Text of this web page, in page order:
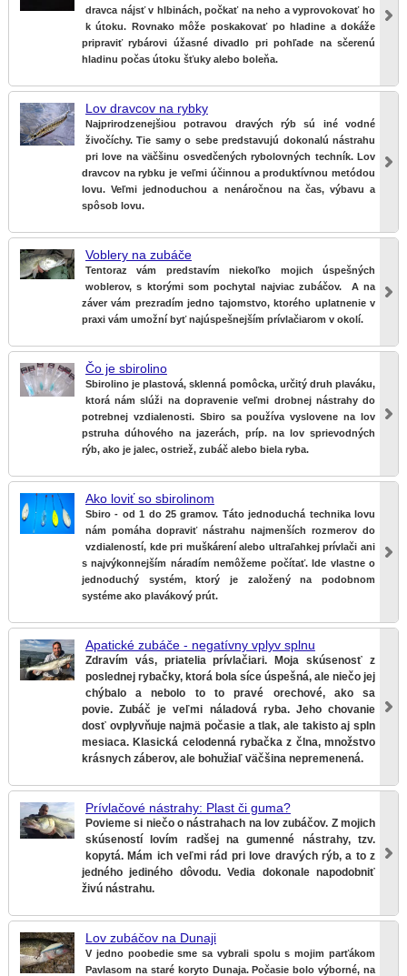
dravca nájsť v hlbinách, počkať na neho a vyprovokovať ho
k útoku. Rovnako môže poskakovať po hladine a dokáže
pripraviť rybárovi úžasné divadlo pri pohľade na sčerenú
hladinu počas útoku šťuky alebo boleňa.
Lov dravcov na rybky
Najprirodzenejšiou potravou dravých rýb sú iné vodné
živočíchy. Tie samy o sebe predstavujú dokonalú nástrahu
pri love na väčšinu osvedčených rybolovných techník. Lov
dravcov na rybku je veľmi účinnou a produktívnou metódou
lovu. Veľmi jednoduchou a nenáročnou na čas, výbavu a
spôsob lovu.
Voblery na zubáče
Tentoraz vám predstavím niekoľko mojich úspešných
woblerov, s ktorými som pochytal najviac zubáčov. A na
záver vám prezradím jedno tajomstvo, ktorého uplatnenie v
praxi vám umožní byť najúspešnejším prívlačiarom v okolí.
Čo je sbirolino
Sbirolino je plastová, sklenná pomôcka, určitý druh plaváku,
ktorá nám slúži na dopravenie veľmi drobnej nástrahy do
potrebnej vzdialenosti. Sbiro sa používa vyslovene na lov
pstruha dúhového na jazerách, príp. na lov sprievodných
rýb, ako je jalec, ostriež, zubáč alebo biela ryba.
Ako loviť so sbirolinom
Sbiro - od 1 do 25 gramov. Táto jednoduchá technika lovu
nám pomáha dopraviť nástrahu najmenších rozmerov do
vzdialeností, kde pri muškárení alebo ultraľahkej prívlači ani
s najvýkonnejším náradím nemôžeme počítať. Ide vlastne o
jednoduchý systém, ktorý je založený na podobnom
systéme ako plavákový prút.
Apatické zubáče - negatívny vplyv splnu
Zdravím vás, priatelia prívlačiari. Moja skúsenosť z
poslednej rybačky, ktorá bola síce úspešná, ale niečo jej
chýbalo a nebolo to to pravé orechové, ako sa
povie. Zubáč je veľmi náladová ryba. Jeho chovanie
dosť ovplyvňuje najmä počasie a tlak, ale takisto aj spln
mesiaca. Klasická celodenná rybačka z člna, množstvo
krásnych záberov, ale bohužiaľ väčšina nepremenená.​
Prívlačové nástrahy: Plast či guma?
Povieme si niečo o nástrahach na lov zubáčov. Z mojich
skúseností lovím radšej na gumenné nástrahy, tzv.
kopytá. Mám ich veľmi rád pri love dravých rýb, a to z
jedného jediného dôvodu. Vedia dokonale napodobniť
živú nástrahu.
Lov zubáčov na Dunaji
V jedno poobedie sme sa vybrali spolu s mojim parťákom
Pavlasom na staré koryto Dunaja. Počasie bolo výborné, na